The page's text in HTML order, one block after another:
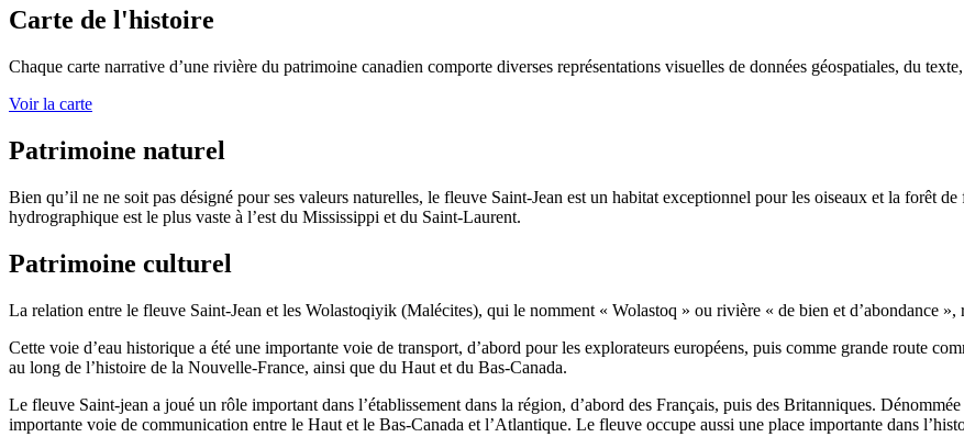
Carte de l'histoire
Chaque carte narrative d’une rivière du patrimoine canadien comporte diverses représentations visuelles de données géospatiales, du
Voir la carte
Patrimoine naturel
Bien qu’il ne ne soit pas désigné pour ses valeurs naturelles, le fleuve Saint-Jean est un habitat exceptionnel pour les oiseaux et la forêt
hydrographique est le plus vaste à l’est du Mississippi et du Saint-Laurent.
Patrimoine culturel
La relation entre le fleuve Saint-Jean et les Wolastoqiyik (Malécites), qui le nomment « Wolastoq » ou rivière « de bien et d’abondance »,
Cette voie d’eau historique a été une importante voie de transport, d’abord pour les explorateurs européens, puis comme grande route
au long de l’histoire de la Nouvelle-France, ainsi que du Haut et du Bas-Canada.
Le fleuve Saint-jean a joué un rôle important dans l’établissement dans la région, d’abord des Français, puis des Britanniques.
importante voie de communication entre le Haut et le Bas-Canada et l’Atlantique. Le fleuve occupe aussi une place importante dans